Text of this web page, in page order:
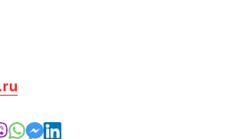
в Telegram
в Facebook
в X
отправить в Viber
отправить в Whatsapp
отправить в Messenger
отправить в LinkedIn